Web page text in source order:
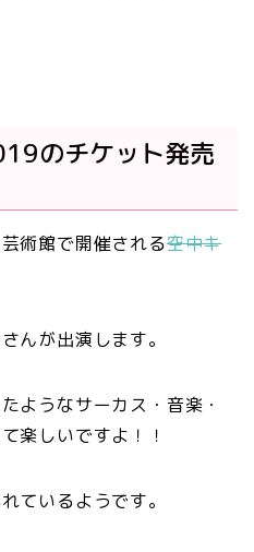
のチケット発売
術館で開催される空中キ
んが出演します。
ようなサーカス・音楽・
楽しいですよ！！
ているようです。